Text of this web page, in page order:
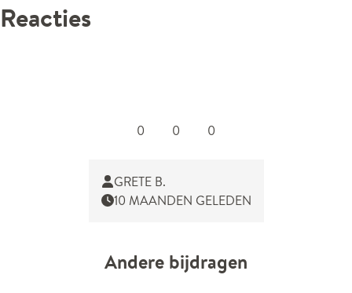
Reacties
0 0 0
GRETE B.
10 MAANDEN GELEDEN
Andere bijdragen